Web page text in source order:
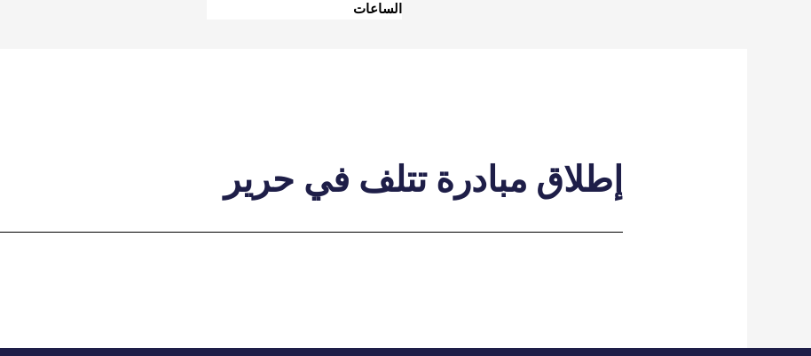
الساعات
إطلاق مبادرة تتلف في حرير